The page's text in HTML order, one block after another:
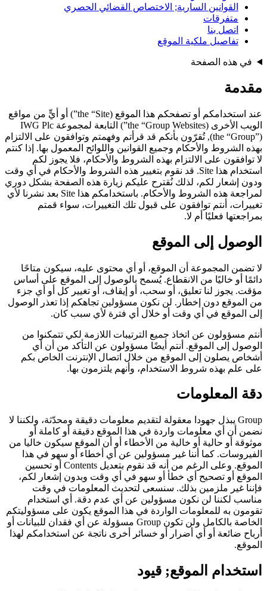
القوانين السارية; الاختصاص القضائي الحصري
متفرقات
اتصل بنا
تفاصيل ملكية الموقع
في هذه الصفحة
مقدمة
عند استخدامكم أو تصفحكم هذا الموقع (the “Site”) أو أيٍّ من مواقع
الويب الأخرى (the “Group Websites”) التابعة لمجموعة IWG Plc
(the “Group”), تُقرّون بأنكم قد قرأتم وفهمتم وتوافقون على الالتزام
بهذه الشروط والأحكام وجميع القوانين واللوائح المعمول بها. إذا كنتم
لا توافقون على الالتزام بهذه الشروط والأحكام، فلا يجوز لكم
استخدام هذا Site. قد نقوم بتغيير هذه الشروط والأحكام في أي وقت
ودون إشعار لكم، لذلك نُقترح عليكم زيارة هذه الصفحة بشكل دوري
لمراجعة هذه الشروط والأحكام. باستخدامكم هذا Site بعد نشرنا لأي
تغييرات، أنتم توافقون على قبول تلك التغييرات، سواء قمتم
بمراجعتها فعليًا أم لا.
الوصول إلى الموقع
لا تضمن المجموعة أن الموقع، أو أي محتوى عليه، سيكون متاحًا
دائمًا أو خاليًا من الانقطاع. يُسمح بالوصول إلى الموقع على أساس
مؤقت. يجوز لنا تعليق، أو سحب، أو إيقاف، أو تغيير كل أو أي جزء
من الموقع دون إخطار. لن نكون مسؤولين تجاهكم إذا تعذر الوصول
إلى الموقع في أي وقت أو خلال أي فترة لأي سبب كان.
أنتم مسؤولون عن اتخاذ جميع الترتيبات اللازمة لكي تتمكنوا من
الوصول إلى الموقع. أنتم أيضًا مسؤولون عن التأكد من أن أي
أشخاص يصلون إلى الموقع من خلال اتصال الإنترنت الخاص بكم
على علم بهذه شروط الاستخدام، وأنهم يلتزمون بها.
دقة المعلومات
Group يبذل جهودا معقولة لتقديم معلومات دقيقة ومحدّثة، ولكننا لا
نضمن أن أي معلومات واردة في هذا الموقع دقيقة أو كاملة أو
موثوقة أو حالية أو خالية من الأخطاء أو أن الموقع سيكون خاليا من
الفيروسات. كما أننا غير مسؤولين عن أي أخطاء أو سهو في هذا
الموقع. وعلى الرغم من أنه قد نقوم بتعديل Contents أو تحسين
الموقع أو تصحيح أي خطأ أو سهو في أي وقت وبدون إشعار لكم،
فإننا غير ملزمين بذلك. سنسعى لتحديث المعلومات في وقت
مناسب لكننا لن نكون مسؤولين عن أي عدم دقة. أي استخدام
تقومون به للمعلومات الواردة في هذا الموقع يكون على مسؤوليتكم
الخاصة بالكامل ولن تكون Group مسؤولة عن أي فقدان للبيانات أو
أرباح ضائعة أو أي أضرار أو خسائر أخرى ناتجة عن استخدامكم لهذا
الموقع.
استخدام الموقع; قيود